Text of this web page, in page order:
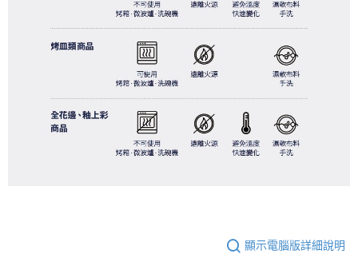
顯示電腦版詳細說明